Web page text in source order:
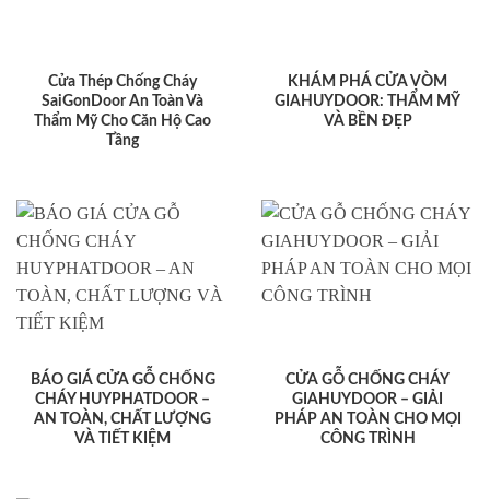
Cửa Thép Chống Cháy
SaiGonDoor An Toàn Và
Thẩm Mỹ Cho Căn Hộ Cao
Tầng
KHÁM PHÁ CỬA VÒM
GIAHUYDOOR: THẨM MỸ
VÀ BỀN ĐẸP
BÁO GIÁ CỬA GỖ CHỐNG
CHÁY HUYPHATDOOR –
AN TOÀN, CHẤT LƯỢNG
VÀ TIẾT KIỆM
CỬA GỖ CHỐNG CHÁY
GIAHUYDOOR – GIẢI
PHÁP AN TOÀN CHO MỌI
CÔNG TRÌNH